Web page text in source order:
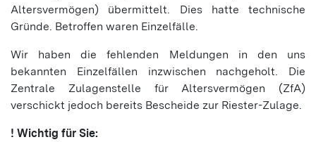
Altersvermögen) übermittelt. Dies hatte technische
Gründe. Betroffen waren Einzelfälle.
Wir haben die fehlenden Meldungen in den uns
bekannten Einzelfällen inzwischen nachgeholt. Die
Zentrale Zulagenstelle für Altersvermögen (ZfA)
verschickt jedoch bereits Bescheide zur Riester-Zulage.
! Wichtig für Sie: